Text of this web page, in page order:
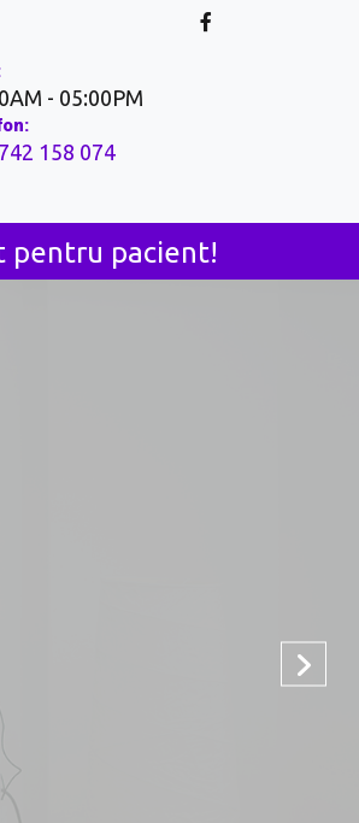
- 05:00PM
158 074
pentru pacient!